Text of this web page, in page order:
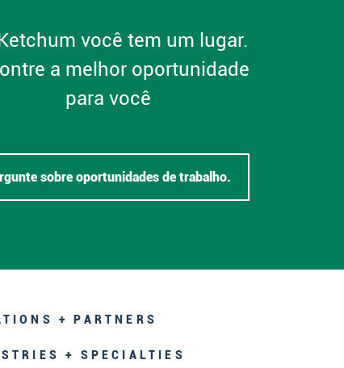
você tem um lugar.
a melhor oportunidade
para você
sobre oportunidades de trabalho.
+ PARTNERS
+ SPECIALTIES